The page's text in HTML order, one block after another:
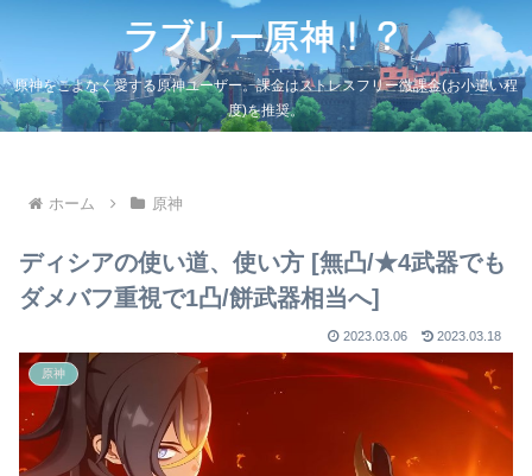
原神をこよなく愛する原神ユーザー。課金はストレスフリー微課金(お小遣い程
度)を推奨。
ホーム 原神
ディシアの使い道、使い方 [無凸/★4武器でも
ダメバフ重視で1凸/餅武器相当へ]
2023.03.06 2023.03.18
原神